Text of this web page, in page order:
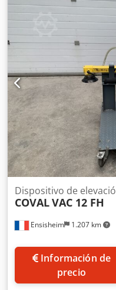
acero: 140 x 140 mm - 3
carga - Distancia entre
la izquierda y a la
aproximada: 2100 mm -
mm - Peso aproximado:
Ensisheim 1.207 km
Dispositivo de
COVALVAC 12 FH
Información de
precio